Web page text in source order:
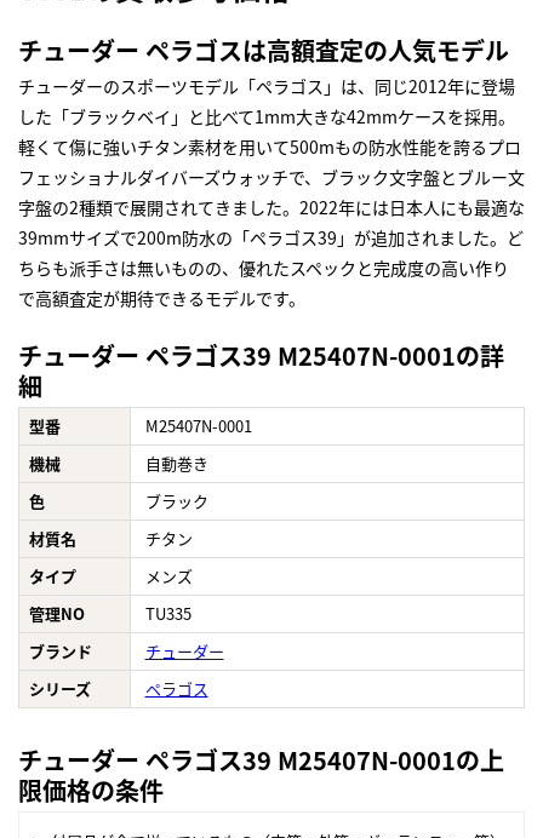
チューダー ペラゴスは高額査定の人気モデル
チューダーのスポーツモデル「ペラゴス」は、同じ2012年に登場
した「ブラックベイ」と比べて1mm大きな42mmケースを採用。
軽くて傷に強いチタン素材を用いて500mもの防水性能を誇るプロ
フェッショナルダイバーズウォッチで、ブラック文字盤とブルー文
字盤の2種類で展開されてきました。2022年には日本人にも最適な
39mmサイズで200m防水の「ペラゴス39」が追加されました。ど
ちらも派手さは無いものの、優れたスペックと完成度の高い作り
で高額査定が期待できるモデルです。
チューダー ペラゴス39 M25407N-0001の詳
細
型番
M25407N-0001
機械
自動巻き
色
ブラック
材質名
チタン
タイプ
メンズ
管理NO
TU335
ブランド
チューダー
シリーズ
ペラゴス
チューダー ペラゴス39 M25407N-0001の上
限価格の条件